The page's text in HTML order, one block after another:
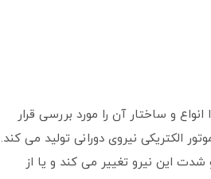
انواع و ساختار آن را مورد بررسی قرار
الکتریکی نیروی دورانی تولید می کند.
این نیرو تغییر می کند و یا از